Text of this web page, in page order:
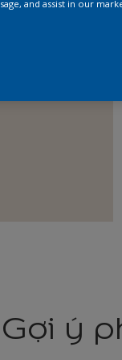
Gợi ý
and assist in our